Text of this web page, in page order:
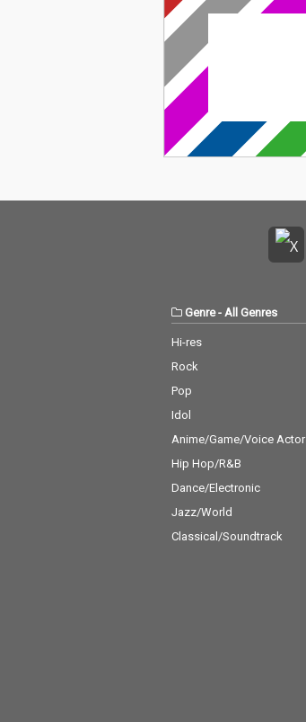
Genre- All Genres
Hi-res
Rock
Pop
Idol
Anime/Game/Voice Actor
Hip Hop/R&B
Dance/Electronic
Jazz/World
Classical/Soundtrack